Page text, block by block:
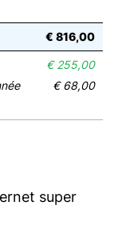
€ 816,00
€ 255,00
€ 68,00
super